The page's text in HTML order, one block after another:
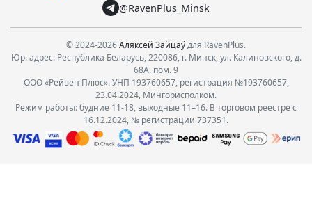
@RavenPlus_Minsk
© 2024-2026Аляксей Зайцаўдля RavenPlus.
Юр. адрес: Республика Беларусь, 220086, г. Минск, ул. Калиновского, д.
68А, пом. 9
ООО «Рейвен Плюс». УНП 193760657, регистрация №193760657,
23.04.2024, Мингорисполком.
Режим работы: будние 11-18, выходные 11–16. В торговом реестре с
16.12.2024, № регистрации 737351.